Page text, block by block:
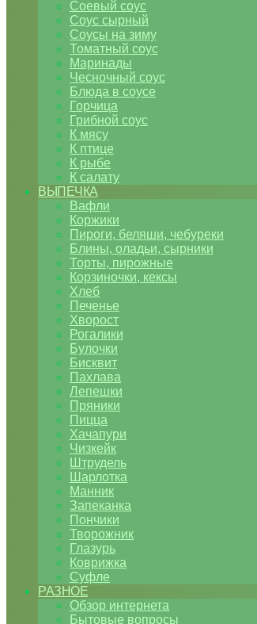
Соевый соус
Соус сырный
Соусы на зиму
Томатный соус
Маринады
Чесночный соус
Блюда в соусе
Горчица
Грибной соус
К мясу
К птице
К рыбе
К салату
ВЫПЕЧКА
Вафли
Коржики
Пироги, беляши, чебуреки
Блины, оладьи, сырники
Торты, пирожные
Корзиночки, кексы
Хлеб
Печенье
Хворост
Рогалики
Булочки
Бисквит
Пахлава
Лепешки
Пряники
Пицца
Хачапури
Чизкейк
Штрудель
Шарлотка
Манник
Запеканка
Пончики
Творожник
Глазурь
Коврижка
Суфле
РАЗНОЕ
Обзор интернета
Бытовые вопросы